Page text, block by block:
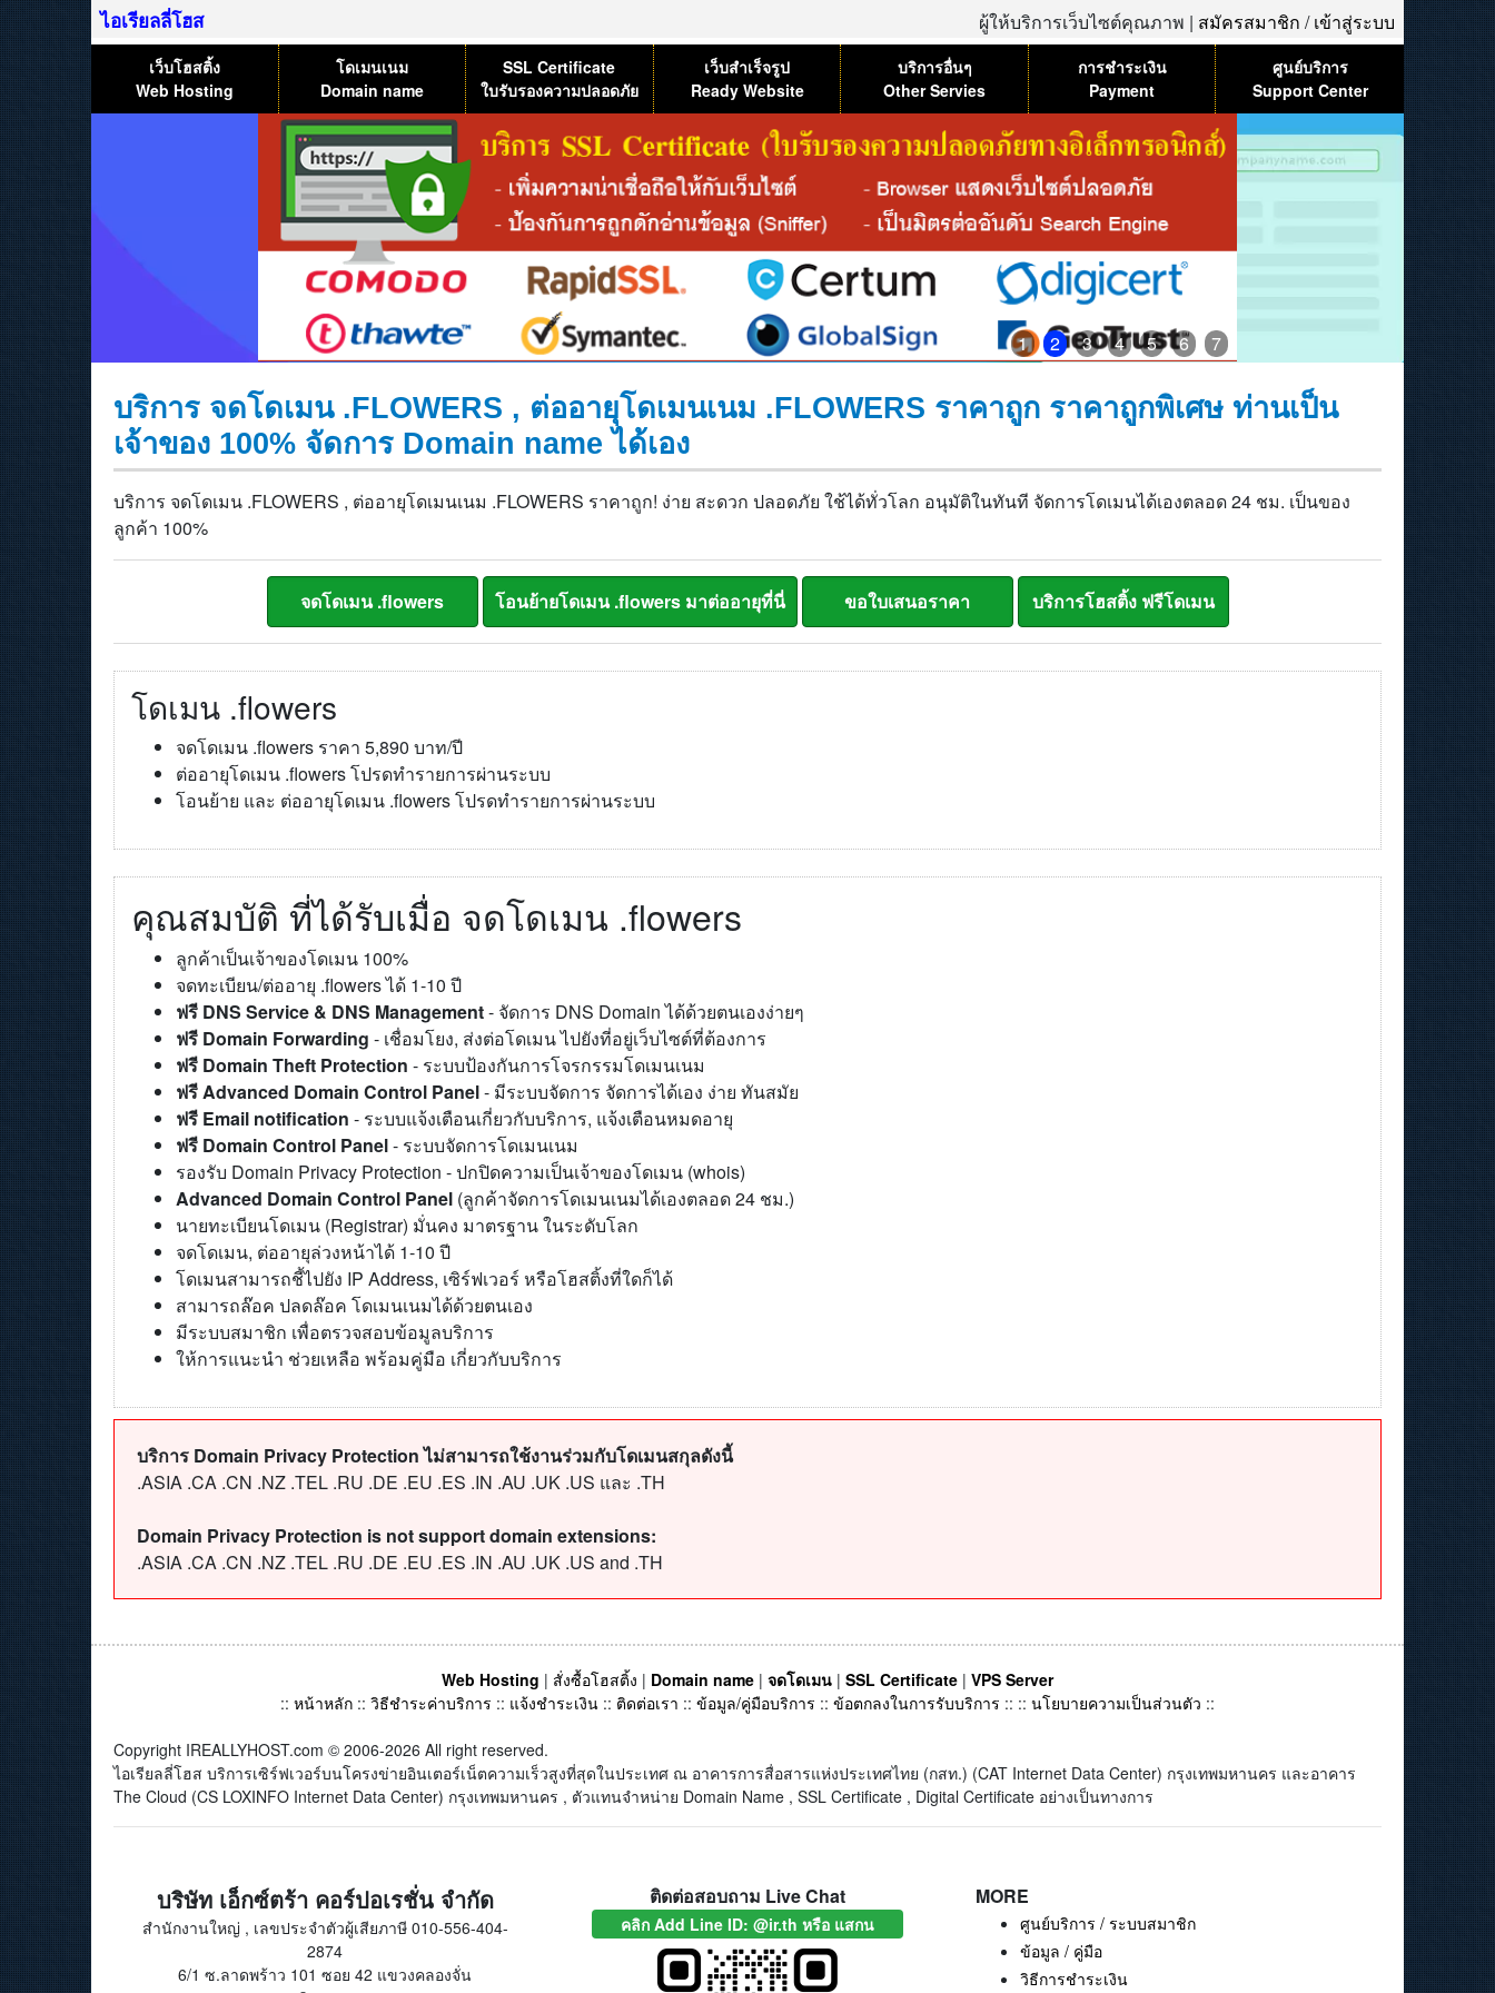
ผู้ให้บริการเว็บไซต์คุณภาพ | สมัครสมาชิก /เข้าสู่ระบบ
ไอเรียลลี่โฮส
เว็บโฮสติ้ง
Web Hosting
โดเมนเนม
Domain name
SSL Certificate
ใบรับรองความปลอดภัย
เว็บสำเร็จรูป
Ready Website
บริการอื่นๆ
Other Servies
การชำระเงิน
Payment
ศูนย์บริการ
Support Center
1 2 3 4 5 6 7
บริการ จดโดเมน .FLOWERS , ต่ออายุโดเมนเนม .FLOWERS ราคาถูก ราคาถูกพิเศษ ท่านเป็น
เจ้าของ 100% จัดการ Domain name ได้เอง
บริการ จดโดเมน .FLOWERS , ต่ออายุโดเมนเนม .FLOWERS ราคาถูก! ง่าย สะดวก ปลอดภัย ใช้ได้ทั่วโลก อนุมัติในทันที จัดการโดเมนได้เองตลอด 24 ชม. เป็นของ
ลูกค้า 100%
โดเมน .flowers
จดโดเมน .flowers ราคา 5,890 บาท/ปี
ต่ออายุโดเมน .flowers โปรดทำรายการผ่านระบบ
โอนย้าย และ ต่ออายุโดเมน .flowers โปรดทำรายการผ่านระบบ
คุณสมบัติ ที่ได้รับเมื่อ จดโดเมน .flowers
ลูกค้าเป็นเจ้าของโดเมน 100%
จดทะเบียน/ต่ออายุ .flowers ได้ 1-10 ปี
ฟรี DNS Service & DNS Management- จัดการ DNS Domain ได้ด้วยตนเองง่ายๆ
ฟรี Domain Forwarding - เชื่อมโยง, ส่งต่อโดเมน ไปยังที่อยู่เว็บไซต์ที่ต้องการ
ฟรี Domain Theft Protection - ระบบป้องกันการโจรกรรมโดเมนเนม
ฟรี Advanced Domain Control Panel- มีระบบจัดการ จัดการได้เอง ง่าย ทันสมัย
ฟรี Email notification - ระบบแจ้งเตือนเกี่ยวกับบริการ, แจ้งเตือนหมดอายุ
ฟรี Domain Control Panel- ระบบจัดการโดเมนเนม
รองรับ Domain Privacy Protection - ปกปิดความเป็นเจ้าของโดเมน (whois)
Advanced Domain Control Panel (ลูกค้าจัดการโดเมนเนมได้เองตลอด 24 ชม.)
นายทะเบียนโดเมน (Registrar) มั่นคง มาตรฐาน ในระดับโลก
จดโดเมน, ต่ออายุล่วงหน้าได้ 1-10 ปี
โดเมนสามารถชี้ไปยัง IP Address, เซิร์ฟเวอร์ หรือโฮสติ้งที่ใดก็ได้
สามารถล๊อค ปลดล๊อค โดเมนเนมได้ด้วยตนเอง
มีระบบสมาชิก เพื่อตรวจสอบข้อมูลบริการ
ให้การแนะนำ ช่วยเหลือ พร้อมคู่มือ เกี่ยวกับบริการ
บริการ Domain Privacy Protection ไม่สามารถใช้งานร่วมกับโดเมนสกุลดังนี้
.ASIA .CA .CN .NZ .TEL .RU .DE .EU .ES .IN .AU .UK .US และ .TH
Domain Privacy Protection is not support domain extensions:
.ASIA .CA .CN .NZ .TEL .RU .DE .EU .ES .IN .AU .UK .US and .TH
Web Hosting | สั่งซื้อโฮสติ้ง | Domain name | จดโดเมน | SSL Certificate | VPS Server
:: หน้าหลัก :: วิธีชำระค่าบริการ :: แจ้งชำระเงิน :: ติดต่อเรา :: ข้อมูล/คู่มือบริการ :: ข้อตกลงในการรับบริการ :: :: นโยบายความเป็นส่วนตัว ::
Copyright IREALLYHOST.com © 2006-2026 All right reserved.
ไอเรียลลี่โฮส บริการเซิร์ฟเวอร์บนโครงข่ายอินเตอร์เน็ตความเร็วสูงที่สุดในประเทศ ณ อาคารการสื่อสารแห่งประเทศไทย (กสท.) (CAT Internet Data Center) กรุงเทพมหานคร และอาคาร
The Cloud (CS LOXINFO Internet Data Center) กรุงเทพมหานคร , ตัวแทนจำหน่าย Domain Name , SSL Certificate , Digital Certificate อย่างเป็นทางการ
บริษัท เอ็กซ์ตร้า คอร์ปอเรชั่น จำกัด
สำนักงานใหญ่ , เลขประจำตัวผู้เสียภาษี 010-556-404-
2874
6/1 ซ.ลาดพร้าว 101 ซอย 42 แขวงคลองจั่น
ติดต่อสอบถาม Live Chat
คลิก Add Line ID: @ir.th หรือ แสกน
MORE
ศูนย์บริการ / ระบบสมาชิก
ข้อมูล / คู่มือ
วิธีการชำระเงิน